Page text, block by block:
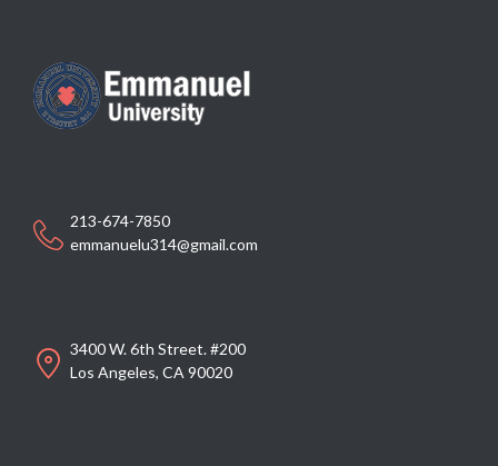
213-674-7850
emmanuelu314@gmail.com
3400 W. 6th Street. #200
Los Angeles, CA 90020